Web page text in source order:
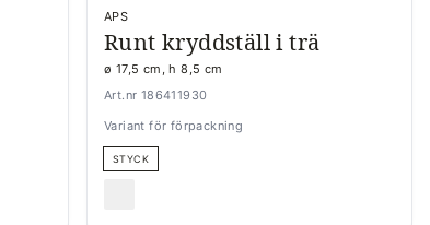
APS
Runt kryddställ i trä
ø 17,5 cm, h 8,5 cm
Art.nr 186411930
Variant för förpackning
STYCK